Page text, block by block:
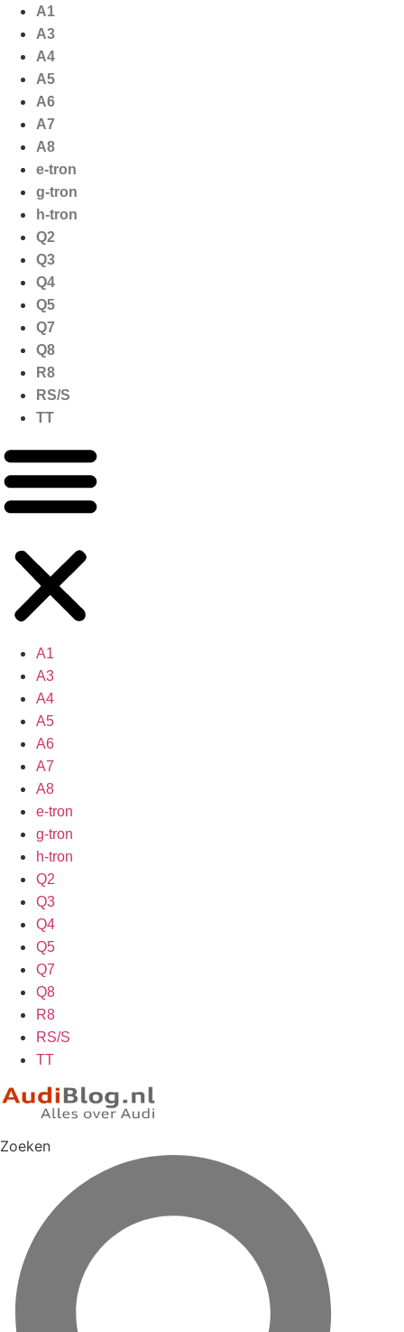
naar
inhoud
A1
A3
A4
A5
A6
A7
A8
e-tron
g-tron
h-tron
Q2
Q3
Q4
Q5
Q7
Q8
R8
RS/S
TT
A1
A3
A4
A5
A6
A7
A8
e-tron
g-tron
h-tron
Q2
Q3
Q4
Q5
Q7
Q8
R8
RS/S
TT
Zoeken